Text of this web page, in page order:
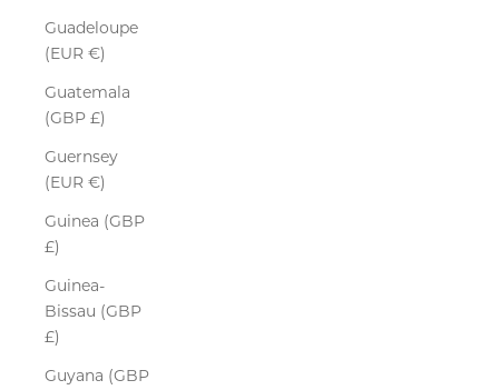
Guadeloupe
(EUR €)
Guatemala
(GBP £)
Guernsey
(EUR €)
Guinea (GBP
£)
Guinea-
Bissau (GBP
£)
Guyana (GBP